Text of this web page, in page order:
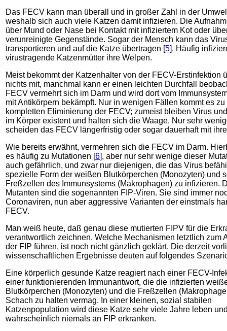
Das FECV kann man überall und in großer Zahl in der
weshalb sich auch viele Katzen damit infizieren. Die
über Mund oder Nase bei Kontakt mit infiziertem Kot oder
verunreinigte Gegenstände. Sogar der Mensch kann das
transportieren und auf die Katze übertragen [5]. Häufig
virustragende Katzenmütter ihre Welpen.
Meist bekommt der Katzenhalter von der FECV-Erstinfektion
nichts mit, manchmal kann er einen leichten Durchfall
FECV vermehrt sich im Darm und wird dort vom
mit Antikörpern bekämpft. Nur in wenigen Fällen kommt es zu
kompletten Eliminierung der FECV; zumeist bleiben Virus
im Körper existent und halten sich die Waage. Nur sehr
scheiden das FECV längerfristig oder sogar dauerhaft mit
Wie bereits erwähnt, vermehren sich die FECV im Darm.
es häufig zu Mutationen [6], aber nur sehr wenige dieser
auch gefährlich, und zwar nur diejenigen, die das Virus
spezielle Form der weißen Blutkörperchen (Monozyten) und
Freßzellen des Immunsystems (Makrophagen) zu infizieren.
Mutanten sind die sogenannten FIP-Viren. Sie sind immer
Coronaviren, nun aber aggressive Varianten der einstmals
FECV.
Man weiß heute, daß genau diese mutierten FIPV für die
verantwortlich zeichnen. Welche Mechanismen letztlich zum
der FIP führen, ist noch nicht gänzlich geklärt. Die derzeit
wissenschaftlichen Ergebnisse deuten auf folgendes
Eine körperlich gesunde Katze reagiert nach einer FECV-
einer funktionierenden Immunantwort, die die infizierten
Blutkörperchen (Monozyten) und die Freßzellen
Schach zu halten vermag. In einer kleinen, sozial stabilen
Katzenpopulation wird diese Katze sehr viele Jahre leben
wahrscheinlich niemals an FIP erkranken.